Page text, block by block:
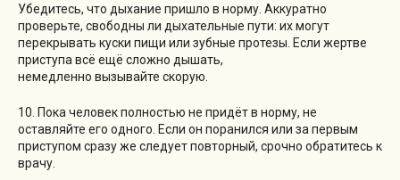
Убедитесь, что дыхание пришло в норму. Аккуратно
проверьте, свободны ли дыхательные пути: их могут
перекрывать куски пищи или зубные протезы. Если жертве
приступа всё ещё сложно дышать,
немедленно вызывайте скорую.
10. Пока человек полностью не придёт в норму, не
оставляйте его одного. Если он поранился или за первым
приступом сразу же следует повторный, срочно обратитесь к
врачу.